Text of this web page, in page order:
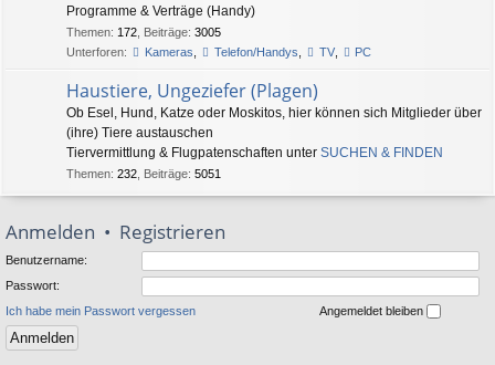
Programme & Verträge (Handy)
Themen: 172 Beiträge: 3005
Unterforen:
Kameras Telefon/Handys TV, PC
Haustiere, Ungeziefer (Plagen)
Ob Esel, Hund, Katze oder Moskitos, hier können sich Mitglieder über
(ihre) Tiere austauschen
Tiervermittlung & Flugpatenschaften unter SUCHEN & FINDEN
Themen: 232 Beiträge: 5051
Anmelden • Registrieren
Benutzername:
Passwort:
Ich habe mein Passwort vergessen
Angemeldet bleiben